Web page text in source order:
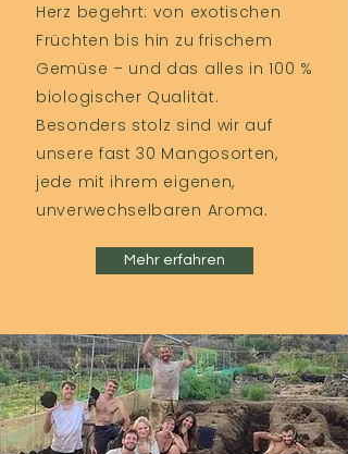
Herz begehrt: von exotischen
Früchten bis hin zu frischem
Gemüse – und das alles in 100 %
biologischer Qualität.
Besonders stolz sind wir auf
unsere fast 30 Mangosorten,
jede mit ihrem eigenen,
unverwechselbaren Aroma.
Mehr erfahren